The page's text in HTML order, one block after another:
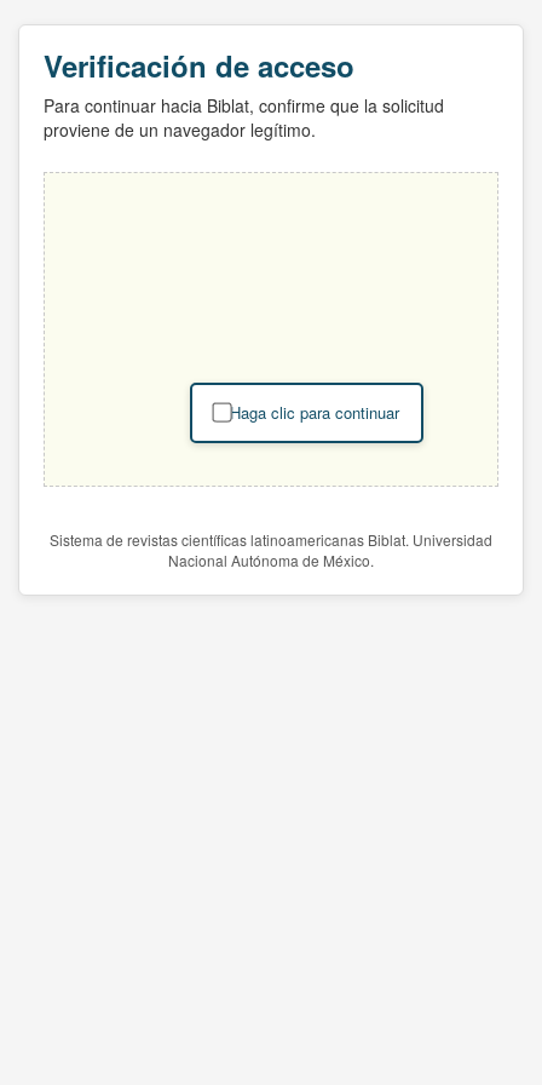
Verificación de acceso
Para continuar hacia Biblat, confirme que la solicitud
proviene de un navegador legítimo.
Haga clic para continuar
Sistema de revistas científicas latinoamericanas Biblat. Universidad
Nacional Autónoma de México.